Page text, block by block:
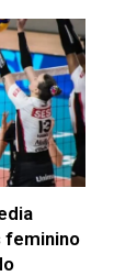
feminino